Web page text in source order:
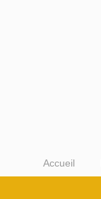
Accueil